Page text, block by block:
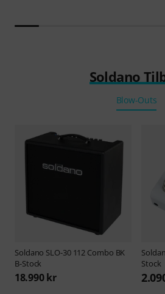
Soldano
Blow-Outs
Soldano SLO-30 112 Combo BK
B-Stock
18.990 kr
Stock